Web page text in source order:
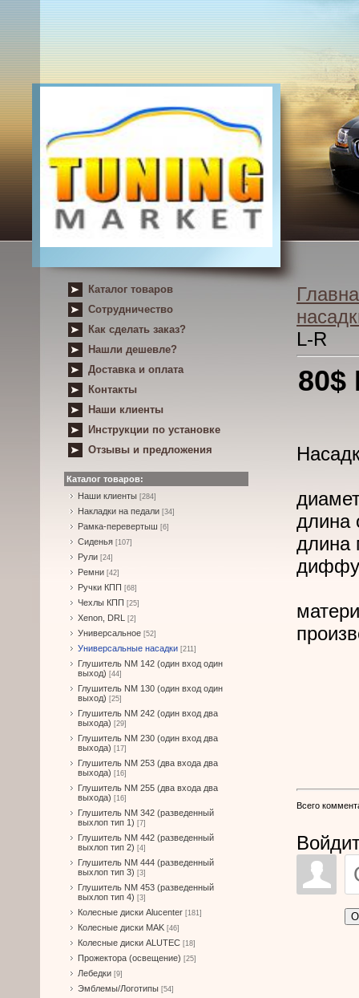
Каталог товаров
Сотрудничество
Как сделать заказ?
Нашли дешевле?
Доставка и оплата
Контакты
Наши клиенты
Инструкции по установке
Отзывы и предложения
Каталог товаров:
Наши клиенты [284]
Накладки на педали [34]
Рамка-перевертыш [6]
Сиденья [107]
Рули [24]
Ремни [42]
Ручки КПП [68]
Чехлы КПП [25]
Xenon, DRL [2]
Универсальное [52]
Универсальные насадки [211]
Глушитель NM 142 (один вход один
выход) [44]
Глушитель NM 130 (один вход один
выход) [25]
Глушитель NM 242 (один вход два
выхода) [29]
Глушитель NM 230 (один вход два
выхода) [17]
Глушитель NM 253 (два входа два
выхода) [16]
Глушитель NM 255 (два входа два
выхода) [16]
Глушитель NM 342 (разведенный
выхлоп тип 1) [7]
Глушитель NM 442 (разведенный
выхлоп тип 2) [4]
Глушитель NM 444 (разведенный
выхлоп тип 3) [3]
Глушитель NM 453 (разведенный
выхлоп тип 4) [3]
Колесные диски Alucenter [181]
Колесные диски MAK [46]
Колесные диски ALUTEC [18]
Прожектора (освещение) [25]
Лебедки [9]
Эмблемы/Логотипы [54]
L-R
80$
длина
длина
Всего